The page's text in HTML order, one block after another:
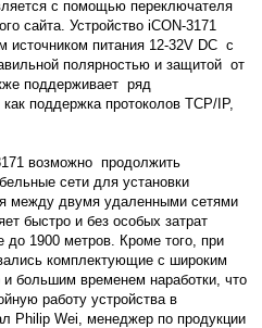
с помощью переключателя
сайта. Устройство iCON-3171
источником питания 12-32V DC с
полярностью и защитой от
поддерживает ряд
поддержка протоколов TCP/IP,
возможно продолжить
сети для установки
между двумя удаленными сетями
быстро и без особых затрат
до 1900 метров. Кроме того, при
комплектующие с широким
и большим временем наработки, что
работу устройства в
Philip Wei , менеджер по продукции